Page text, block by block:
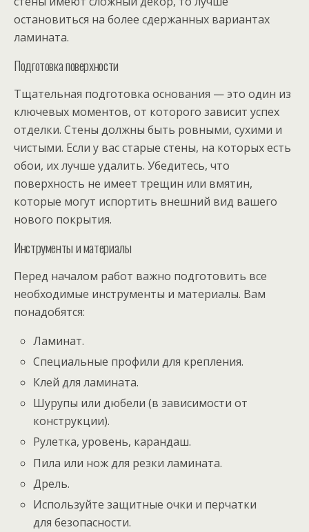
остановиться на более сдержанных вариантах
ламината.
Подготовка поверхности
Тщательная подготовка основания — это один из
ключевых моментов, от которого зависит успех
отделки. Стены должны быть ровными, сухими и
чистыми. Если у вас старые стены, на которых есть
обои, их лучше удалить. Убедитесь, что
поверхность не имеет трещин или вмятин,
которые могут испортить внешний вид вашего
нового покрытия.
Инструменты и материалы
Перед началом работ важно подготовить все
необходимые инструменты и материалы. Вам
понадобятся:
Ламинат.
Специальные профили для крепления.
Клей для ламината.
Шурупы или дюбели (в зависимости от
конструкции).
Рулетка, уровень, карандаш.
Пила или нож для резки ламината.
Дрель.
Используйте защитные очки и перчатки
для безопасности.